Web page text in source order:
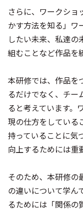
さらに、ワークショ
かす方法を知る」ワ
したい未来、私達の
組むことなど作品を
本研修では、作品を
るだけでなく、チー
ると考えています。
現の仕方をしている
持っていることに気
向上するためには重
そのため、本研修の
の違いについて学ん
るためには「関係の